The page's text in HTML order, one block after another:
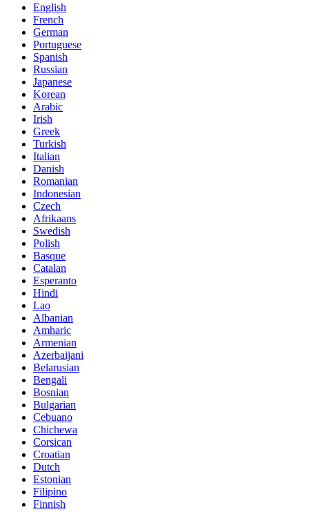
English
French
German
Portuguese
Spanish
Russian
Japanese
Korean
Arabic
Irish
Greek
Turkish
Italian
Danish
Romanian
Indonesian
Czech
Afrikaans
Swedish
Polish
Basque
Catalan
Esperanto
Hindi
Lao
Albanian
Amharic
Armenian
Azerbaijani
Belarusian
Bengali
Bosnian
Bulgarian
Cebuano
Chichewa
Corsican
Croatian
Dutch
Estonian
Filipino
Finnish